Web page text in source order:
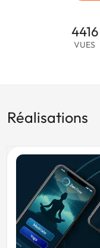
4416
VUES
Réalisations